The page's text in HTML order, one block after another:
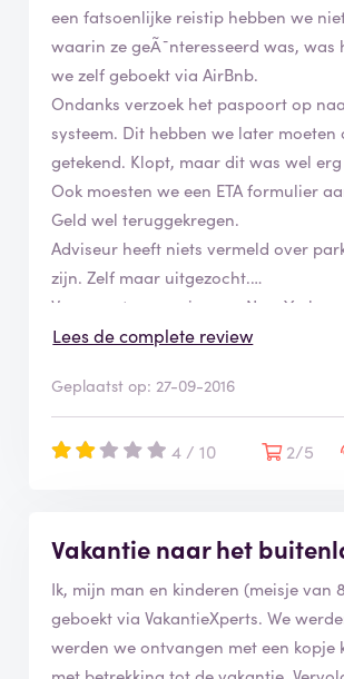
een fatsoenlijke reistip hebben we
waarin ze geÃ¯nteresseerd was,
we zelf geboekt via AirBnb.
Ondanks verzoek het paspoort op
systeem. Dit hebben we later
getekend. Klopt, maar dit was wel
Ook moesten we een ETA formulier
Geld wel teruggekregen.
Adviseur heeft niets vermeld over
zijn. Zelf maar uitgezocht.
Voor een tussenreis naar New York
zijn leeftijd niet mocht overnachten.
Kortom: datgene waarvoor we
gemakkelijk konden uitzoeken is
Lees de complete review
Geplaatst op: 27-09-2016
4 / 10 2/5
Vakantie naar het
Ik, mijn man en kinderen (meisje van
geboekt via VakantieXperts. We
werden we ontvangen met een